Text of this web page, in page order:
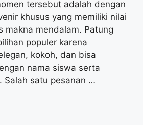
tersebut adalah dengan
khusus yang memiliki nilai
makna mendalam. Patung
populer karena
kokoh, dan bisa
nama siswa serta
Salah satu pesanan …